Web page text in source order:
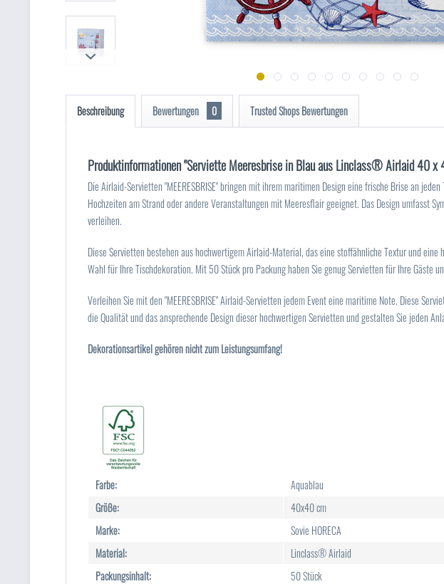
Beschreibung Bewertungen 0 Trusted Shops Bewertungen
Produktinformationen "Serviette Meeresbrise in Blau aus Linclass® Airlaid 40 x
Die Airlaid-Servietten "MEERESBRISE" bringen mit ihrem maritimen Design eine frische Brise an
Hochzeiten am Strand oder andere Veranstaltungen mit Meeresflair geeignet. Das Design umfasst
verleihen.
Diese Servietten bestehen aus hochwertigem Airlaid-Material, das eine stoffähnliche Textur und
Wahl für Ihre Tischdekoration. Mit 50 Stück pro Packung haben Sie genug Servietten für Ihre Gäste
Verleihen Sie mit den "MEERESBRISE" Airlaid-Servietten jedem Event eine maritime Note. Diese
die Qualität und das ansprechende Design dieser hochwertigen Servietten und gestalten Sie jeden
Dekorationsartikel gehören nicht zum Leistungsumfang!
Farbe:
Aquablau
Größe:
40x40 cm
Marke:
Sovie HORECA
Material:
Linclass® Airlaid
Packungsinhalt:
50 Stück